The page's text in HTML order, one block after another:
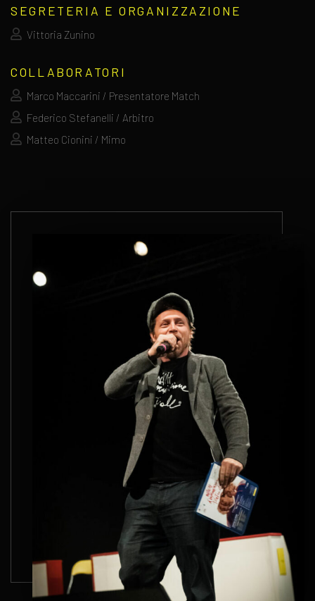
SEGRETERIA E ORGANIZZAZIONE
Vittoria Zunino
COLLABORATORI
Marco Maccarini / Presentatore Match
Federico Stefanelli / Arbitro
Matteo Cionini / Mimo